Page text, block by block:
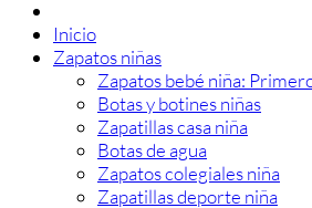
Inicio
Zapatos niñas
Zapatos bebé niña:
Botas y botines niñas
Zapatillas casa niña
Botas de agua
Zapatos colegiales niña
Zapatillas deporte niña